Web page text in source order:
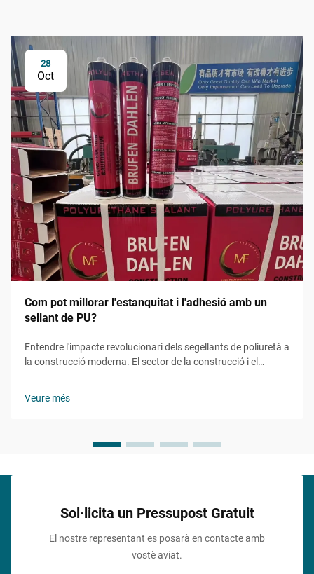
28
Oct
Com pot millorar l'estanquitat i l'adhesió amb un
sellant de PU?
Entendre l'impacte revolucionari dels segellants de poliuretà a
la construcció moderna. El sector de la construcció i el
Veure més
Sol·licita un Pressupost Gratuit
El nostre representant es posarà en contacte amb
vostè aviat.